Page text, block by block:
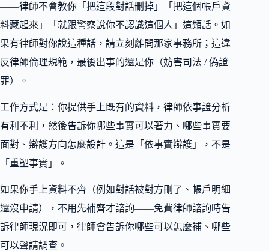
——律師不會教你「把這段對話刪掉」「把這個帳戶資
料藏起來」「就跟警察說你不認識這個人」這類話。如
果有律師對你說這種話，請立刻離開那家事務所；這違
反律師倫理規範，最後出事的還是你（妨害司法 / 偽證
罪）。
工作方式是：你提供手上既有的資料，律師依事證分析
有利不利，然後告訴你哪些事實可以著力、哪些事實要
面對、辯護方向怎麼設計。這是「依事實辯護」，不是
「重塑事實」。
如果你手上資料不齊（例如對話被對方刪了、帳戶明細
還沒申請），不用先補齊才諮詢——免費律師諮詢時告
訴律師現況即可，律師會告訴你哪些可以怎麼補、哪些
可以聲請調查。